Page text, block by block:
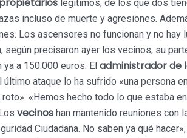
propietarios legítimos, de los que dos
incluso de muerte y agresiones.
Los ascensores no funcionan y no
según precisaron ayer los vecinos, su
ya a 150.000 euros. El administrador de
último ataque lo ha sufrido «una persona
roto». «Hemos hecho todo lo que estaba
vecinos han mantenido reuniones con
Ciudadana. No saben ya qué